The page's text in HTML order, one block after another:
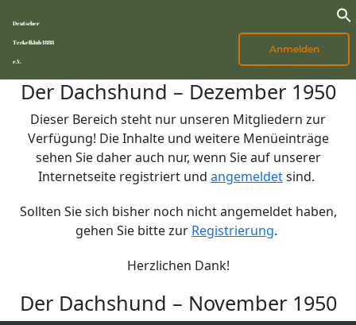
Deutscher
Teckelklub 1888
e.V.
Anmelden
Der Dachshund – Dezember 1950
Dieser Bereich steht nur unseren Mitgliedern zur
Verfügung! Die Inhalte und weitere Menüeinträge
sehen Sie daher auch nur, wenn Sie auf unserer
Internetseite registriert und angemeldetsind.
Sollten Sie sich bisher noch nicht angemeldet haben,
gehen Sie bitte zur Registrierung.
Herzlichen Dank!
Der Dachshund – November 1950